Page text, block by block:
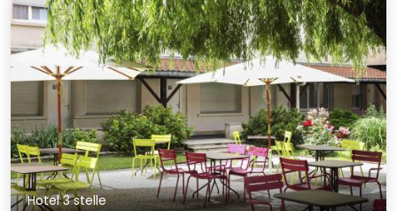
Hotel 3 stelle